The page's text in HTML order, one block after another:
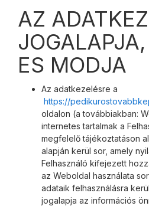
AZ
ES MODJA
Az adatkezelésre a
https://
oldalon (a továbbiakban:
internetes tartalmak a
megfelelő tájékoztatáson
alapján kerül sor, amely
Felhasználó kifejezett
az Weboldal használata
adataik felhasználásra
jogalapja az információs